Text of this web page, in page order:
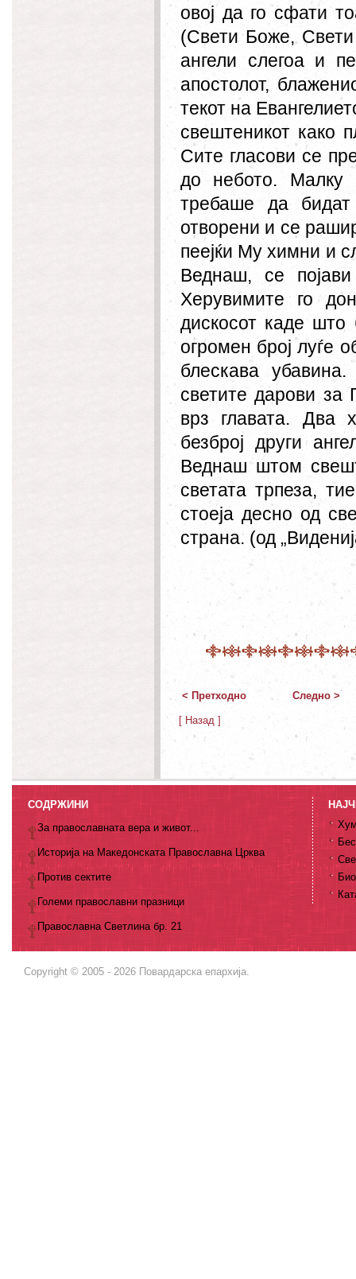
овој да го сфати
(Свети Боже,
ангели слегоа и
апостолот,
текот на
свештеникот како
Сите гласови се
до небото. Малку
требаше да
отворени и се
пеејќи Му химни и
Веднаш, се
Херувимите го
дискосот каде
огромен број луѓе
блескава
светите дарови за
врз главата. Два
безброј други
Веднаш штом
светата трпеза,
стоеја десно од
страна. (од
< Претходно Следно >
[ Назад ]
СОДРЖИНИ
За православната вера и живот...
Историја на Македонската Православна Црква
Против сектите
Големи православни празници
Православна Светлина бр. 21
Copyright © 2005 - 2026 Повардарска епархија.